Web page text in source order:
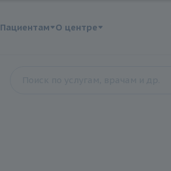
Пациентам О центре